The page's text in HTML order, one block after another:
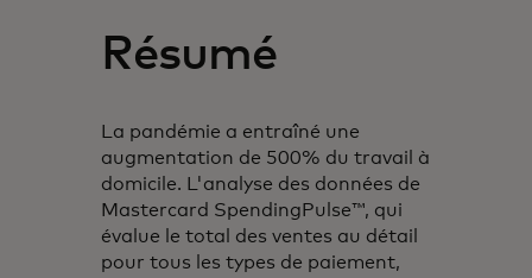
Résumé
La pandémie a entraîné une
augmentation de 500% du travail à
domicile. L'analyse des données de
Mastercard SpendingPulse™, qui
évalue le total des ventes au détail
pour tous les types de paiement,